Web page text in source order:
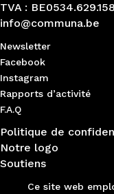
TVA : BE0534.629.158
info@communa.be
Newsletter
Facebook
Instagram
Rapports d’activité
F.A.Q
Politique de
Notre logo
Soutiens
Ce site web